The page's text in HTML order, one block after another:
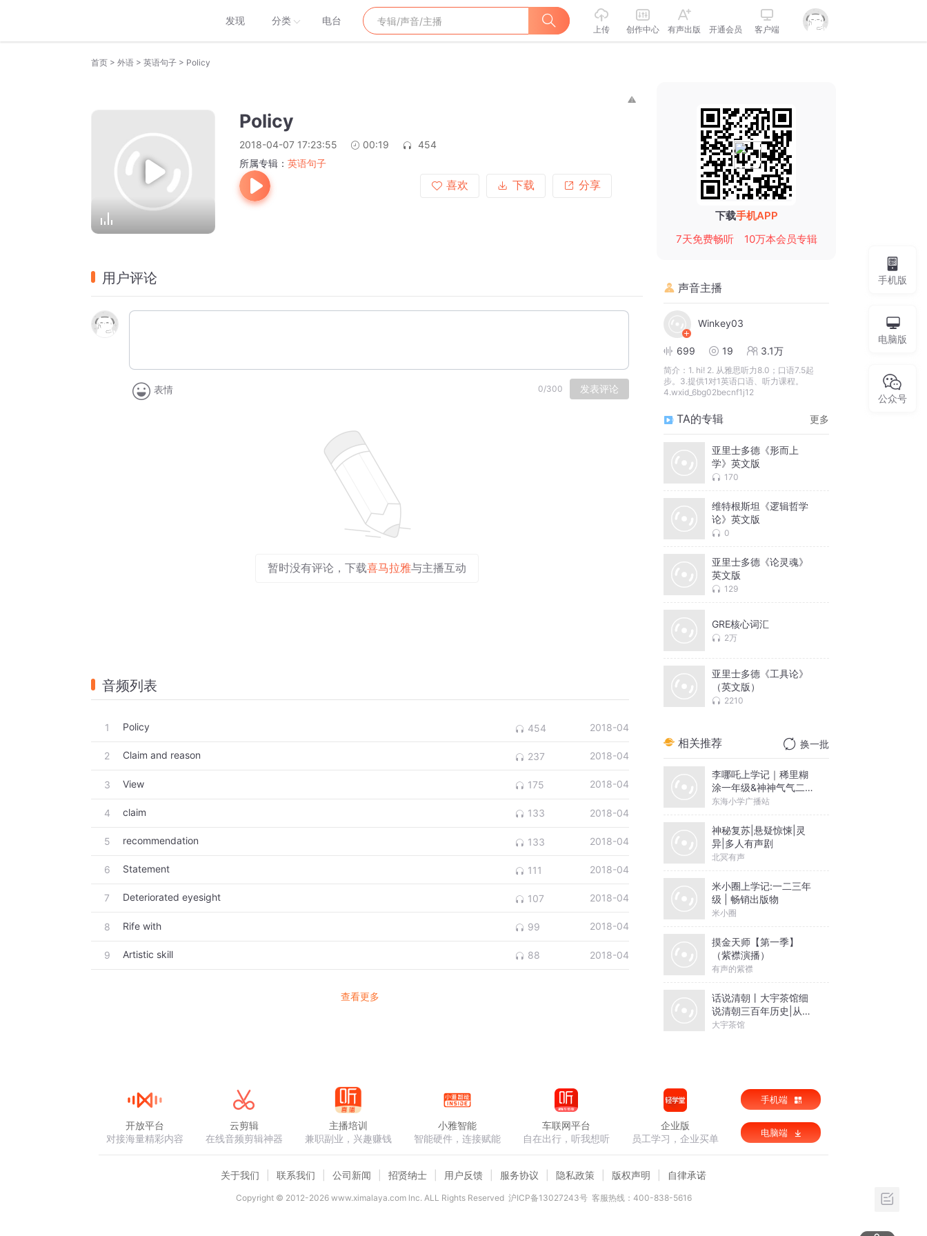
发现 分类 电台
上传 创作中心 有声出版 开通会员 客户端
首页 > 外语 > 英语句子 > Policy
Policy
2018-04-07 17:23:55 00:19
454
所属专辑： 英语句子
喜欢
下载 分享
用户评论
表情 0/300 发表评论
暂时没有评论，下载喜马拉雅与主播互动
音频列表
1 Policy 454 2018-04
2 Claim and reason 237 2018-04
3 View 175 2018-04
4 claim 133 2018-04
5 recommendation 133 2018-04
6 Statement 111 2018-04
7 Deteriorated eyesight 107 2018-04
8 Rife with 99 2018-04
9 Artistic skill 88 2018-04
查看更多
下载手机APP
7天免费畅听
10万本会员专辑
声音主播
Winkey03
699 19 3.1万
简介： 1. hi! 2. 从雅思听力8.0；口语7.5起
步。3.提供1对1英语口语、听力课程。
4.wxid_6bg02becnf1j12
TA的专辑 更多
亚里士多德《形而上
学》英文版
170
维特根斯坦《逻辑哲学
论》英文版
0
亚里士多德《论灵魂》
英文版
129
GRE核心词汇
2万
亚里士多德《工具论》
（英文版）
2210
相关推荐 换一批
李哪吒上学记｜稀里糊
涂一年级&神神气气二年
级
东海小学广播站
神秘复苏|悬疑惊悚|灵
异|多人有声剧
北冥有声
米小圈上学记:一二三年
级 | 畅销出版物
米小圈
摸金天师【第一季】
（紫襟演播）
有声的紫襟
话说清朝丨大宇茶馆细
说清朝三百年历史|从努
尔哈赤到末代皇帝溥仪|
大宇茶馆
手机版
电脑版
公众号
开放平台
对接海量精彩内容
云剪辑
在线音频剪辑神器
主播培训
兼职副业，兴趣赚钱
小雅智能
智能硬件，连接赋能
车联网平台
自在出行，听我想听
企业版
员工学习，企业买单
手机端
电脑端
关于我们 联系我们 公司新闻 招贤纳士 用户反馈 服务协议 隐私政策 版权声明 自律承诺
Copyright © 2012-2026www.ximalaya.com lnc. ALL Rights Reserved 沪ICP备13027243号 客服热线：400-838-5616